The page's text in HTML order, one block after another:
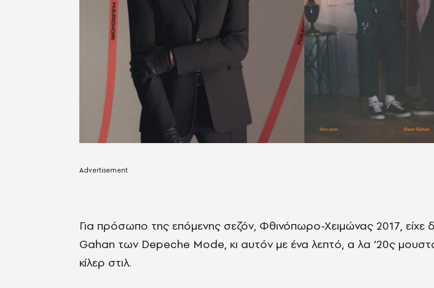
Για πρόσωπο της επόμενης σεζόν, Φθινόπωρο-Χειμώνας 2017, είχε
Gahan των Depeche Mode, κι αυτόν με ένα λεπτό, α λα ‘20ς
κίλερ στιλ.